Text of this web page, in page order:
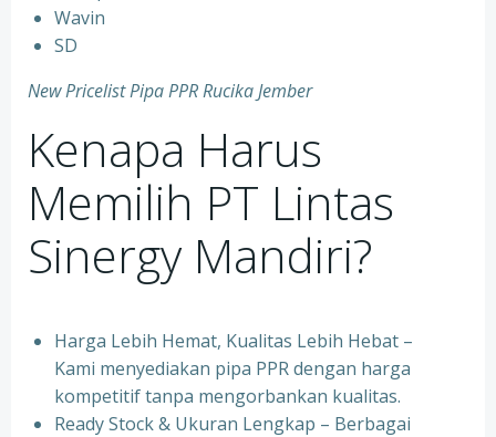
⁠Wavin
⁠SD
New Pricelist Pipa PPR Rucika Jember
Kenapa Harus
Memilih PT Lintas
Sinergy Mandiri?
Harga Lebih Hemat, Kualitas Lebih Hebat –
Kami menyediakan pipa PPR dengan harga
kompetitif tanpa mengorbankan kualitas.
⁠Ready Stock & Ukuran Lengkap – Berbagai